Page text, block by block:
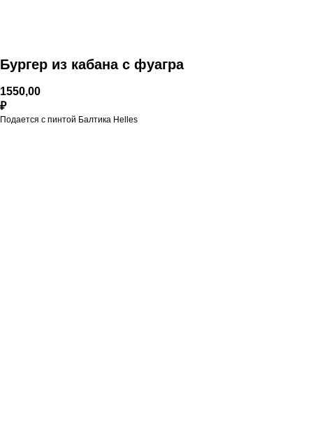
Бургер из кабана с фуагра
1550,00
₽
Подается с пинтой Балтика Helles